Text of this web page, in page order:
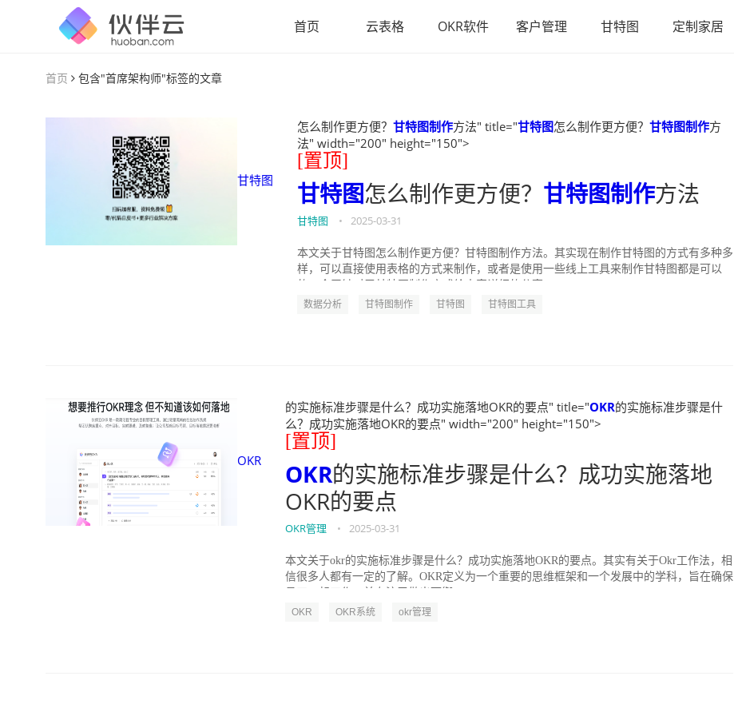
首页 云表格 OKR软件 客户管理 甘特图 定制家居
首页 包含"首席架构师"标签的文章
甘特图
怎么制作更方便？ 甘特图制作方法" title="甘特图怎么制作更方便？ 甘特图制作方
法" width="200" height="150">
[置顶]
甘特图怎么制作更方便？ 甘特图制作方法
甘特图 • 2025-03-31
本文关于甘特图怎么制作更方便？甘特图制作方法。其实现在制作甘特图的方式有多种多
样，可以直接使用表格的方式来制作，或者是使用一些线上工具来制作甘特图都是可以
数据分析 甘特图制作 甘特图 甘特图工具
OKR
的实施标准步骤是什么？成功实施落地OKR的要点" title="OKR的实施标准步骤是什
么？成功实施落地OKR的要点" width="200" height="150">
[置顶]
OKR的实施标准步骤是什么？成功实施落地
OKR的要点
OKR管理 • 2025-03-31
本文关于okr的实施标准步骤是什么？成功实施落地OKR的要点。其实有关于Okr工作法，相
信很多人都有一定的了解。OKR定义为一个重要的思维框架和一个发展中的学科，旨在确保
OKR OKR系统 okr管理